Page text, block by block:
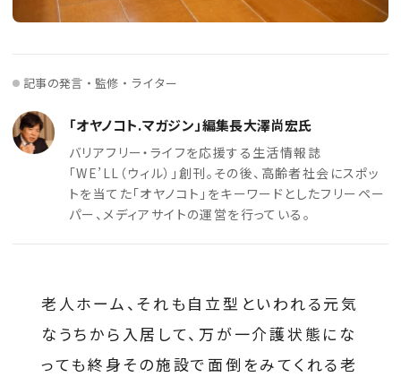
記事の発言・監修・ライター
「オヤノコト.マガジン」編集長大澤尚宏氏
バリアフリー・ライフを応援する生活情報誌
「WE’LL（ウィル）」創刊。その後、高齢者社会にスポッ
トを当てた「オヤノコト」をキーワードとしたフリーペー
パー、メディアサイトの運営を行っている。
老人ホーム、それも自立型といわれる元気
なうちから入居して、万が一介護状態にな
っても終身その施設で面倒をみてくれる老